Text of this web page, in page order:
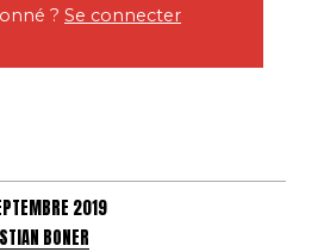
? Se connecter
2019
BONER